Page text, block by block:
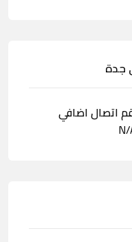
جدة
اتصال اضافي